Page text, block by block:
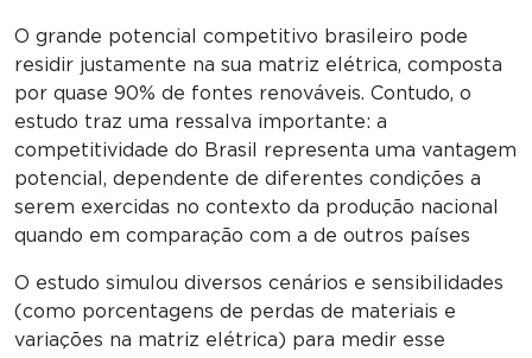
O grande potencial competitivo brasileiro pode
residir justamente na sua matriz elétrica, composta
por quase 90% de fontes renováveis. Contudo, o
estudo traz uma ressalva importante: a
competitividade do Brasil representa uma vantagem
potencial, dependente de diferentes condições a
serem exercidas no contexto da produção nacional
quando em comparação com a de outros países
O estudo simulou diversos cenários e sensibilidades
(como porcentagens de perdas de materiais e
variações na matriz elétrica) para medir esse